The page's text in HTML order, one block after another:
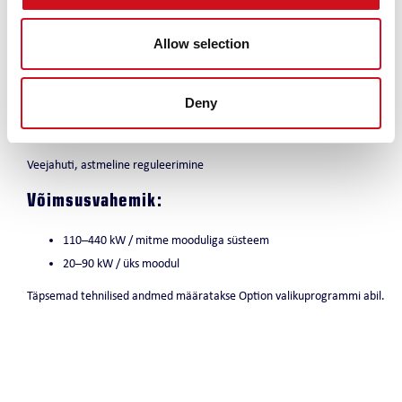
Allow selection
Deny
toimub juhtimine tsentraalselt ja energiatõhusalt. Igal moodulil on kaks
võimsuse reguleerimise astet, nelja mooduliga süsteemis on seega
kokku kaheksa astet. Nii saab ka väikese osalise koormuse toota
Funktsioonid
Veejahuti, astmeline reguleerimine
Võimsusvahemik:
110–440 kW / mitme mooduliga süsteem
20–90 kW / üks moodul
Täpsemad tehnilised andmed määratakse Option valikuprogrammi abil.